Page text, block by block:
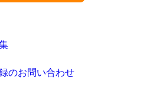
のお問い合わせ